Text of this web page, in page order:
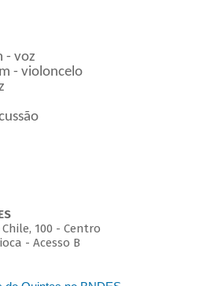
- voz
- violoncelo
100 - Centro
- Acesso B